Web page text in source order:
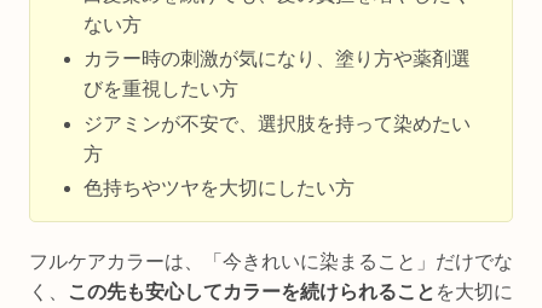
ない方
カラー時の刺激が気になり、塗り方や薬剤選
びを重視したい方
ジアミンが不安で、選択肢を持って染めたい
方
色持ちやツヤを大切にしたい方
フルケアカラーは、「今きれいに染まること」だけでな
く、
この先も安心してカラーを続けられること を大切に